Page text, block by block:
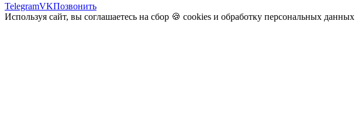
TelegramVKПозвонить
Используя сайт, вы соглашаетесь на сбор 🍪 cookies и обработку персональных данных